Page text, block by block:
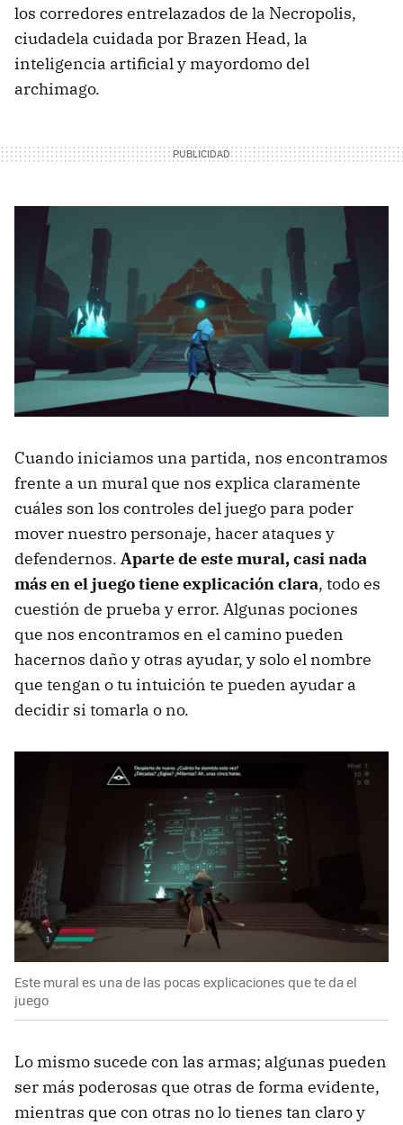
los corredores entrelazados de la Necropolis,
ciudadela cuidada por Brazen Head, la
inteligencia artificial y mayordomo del
archimago.
Cuando iniciamos una partida, nos encontramos
frente a un mural que nos explica claramente
cuáles son los controles del juego para poder
mover nuestro personaje, hacer ataques y
defendernos. Aparte de este mural, casi nada
más en el juego tiene explicación clara, todo es
cuestión de prueba y error. Algunas pociones
que nos encontramos en el camino pueden
hacernos daño y otras ayudar, y solo el nombre
que tengan o tu intuición te pueden ayudar a
decidir si tomarla o no.
Este mural es una de las pocas explicaciones que te da el
juego
Lo mismo sucede con las armas; algunas pueden
ser más poderosas que otras de forma evidente,
mientras que con otras no lo tienes tan claro y